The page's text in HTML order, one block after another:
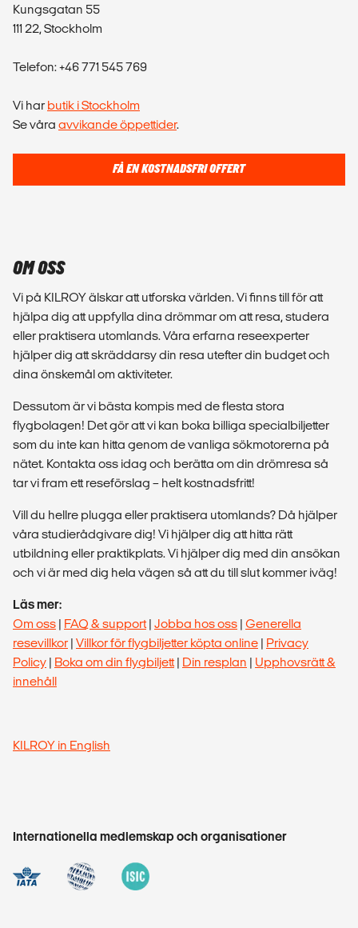
Kungsgatan 55
111 22, Stockholm
Telefon: +46 771 545 769
Vi har butik i Stockholm
Se våra avvikande öppettider.
FÅ EN KOSTNADSFRI OFFERT
OM OSS
Vi på KILROY älskar att utforska världen. Vi finns till för att
hjälpa dig att uppfylla dina drömmar om att resa, studera
eller praktisera utomlands. Våra erfarna reseexperter
hjälper dig att skräddarsy din resa utefter din budget och
dina önskemål om aktiviteter.
Dessutom är vi bästa kompis med de flesta stora
flygbolagen! Det gör att vi kan boka billiga specialbiljetter
som du inte kan hitta genom de vanliga sökmotorerna på
nätet. Kontakta oss idag och berätta om din drömresa så
tar vi fram ett reseförslag – helt kostnadsfritt!
Vill du hellre plugga eller praktisera utomlands? Då hjälper
våra studierådgivare dig! Vi hjälper dig att hitta rätt
utbildning eller praktikplats. Vi hjälper dig med din ansökan
och vi är med dig hela vägen så att du till slut kommer iväg!
Läs mer:
Om oss | FAQ & support| Jobba hos oss | Generella
resevillkor | Villkor för flygbiljetter köpta online | Privacy
Policy | Boka om din flygbiljett| Din resplan | Upphovsrätt &
innehåll
KILROY in English
Internationella medlemskap och organisationer